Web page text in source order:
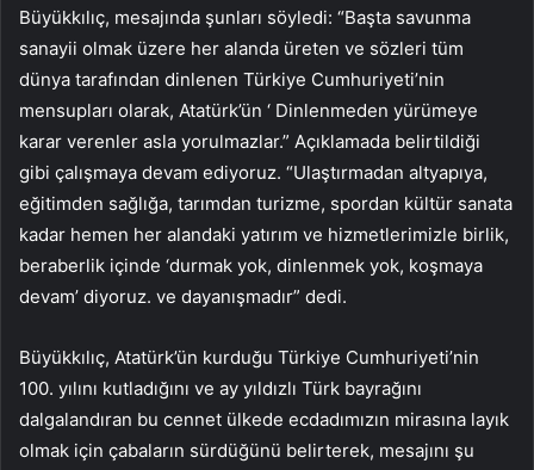
Büyükkılıç, mesajında ​​şunları söyledi: “Başta savunma
sanayii olmak üzere her alanda üreten ve sözleri tüm
dünya tarafından dinlenen Türkiye Cumhuriyeti’nin
mensupları olarak, Atatürk’ün ‘ Dinlenmeden yürümeye
karar verenler asla yorulmazlar.” Açıklamada belirtildiği
gibi çalışmaya devam ediyoruz. “Ulaştırmadan altyapıya,
eğitimden sağlığa, tarımdan turizme, spordan kültür sanata
kadar hemen her alandaki yatırım ve hizmetlerimizle birlik,
beraberlik içinde ‘durmak yok, dinlenmek yok, koşmaya
devam’ diyoruz. ve dayanışmadır” dedi.
Büyükkılıç, Atatürk’ün kurduğu Türkiye Cumhuriyeti’nin
100. yılını kutladığını ve ay yıldızlı Türk bayrağını
dalgalandıran bu cennet ülkede ecdadımızın mirasına layık
olmak için çabaların sürdüğünü belirterek, mesajını şu